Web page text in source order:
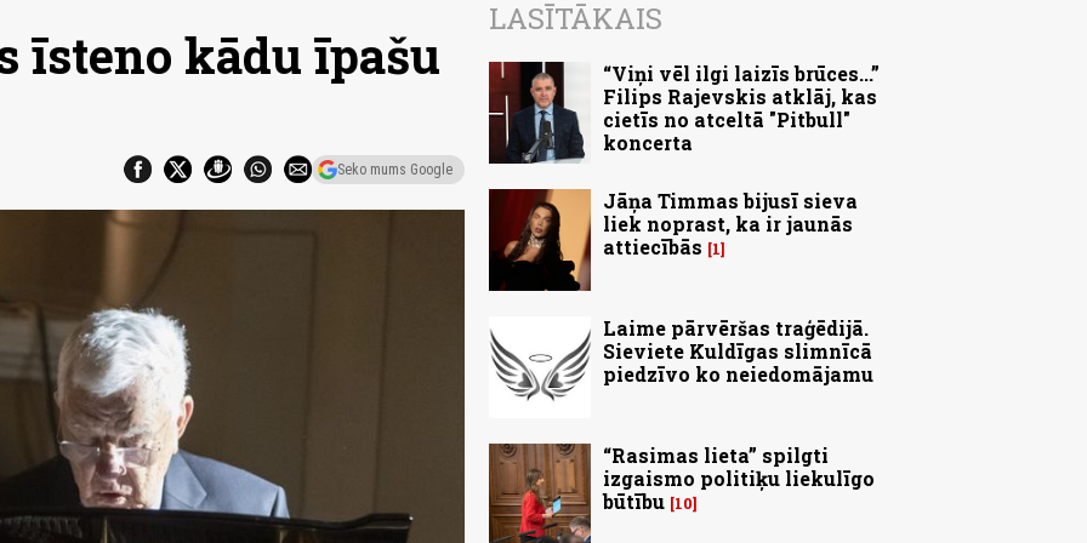
īsteno kādu īpašu
Seko mums Google
LASĪTĀKAIS
“Viņi vēl ilgi laizīs brūces...”
Filips Rajevskis atklāj, kas
cietīs no atceltā "Pitbull"
koncerta
Jāņa Timmas bijusī sieva
liek noprast, ka ir jaunās
attiecībās
1
Laime pārvēršas traģēdijā.
Sieviete Kuldīgas slimnīcā
piedzīvo ko neiedomājamu
“Rasimas lieta” spilgti
izgaismo politiķu liekulīgo
būtību 10